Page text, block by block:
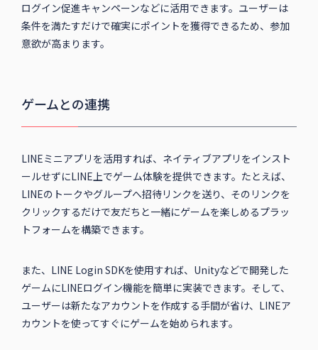
ログイン促進キャンペーンなどに活用できます。ユーザーは
条件を満たすだけで確実にポイントを獲得できるため、参加
意欲が高まります。
ゲームとの連携
LINEミニアプリを活用すれば、ネイティブアプリをインスト
ールせずにLINE上でゲーム体験を提供できます。たとえば、
LINEのトークやグループへ招待リンクを送り、そのリンクを
クリックするだけで友だちと一緒にゲームを楽しめるプラッ
トフォームを構築できます。
また、LINE Login SDKを使用すれば、Unityなどで開発した
ゲームにLINEログイン機能を簡単に実装できます。そして、
ユーザーは新たなアカウントを作成する手間が省け、LINEア
カウントを使ってすぐにゲームを始められます。